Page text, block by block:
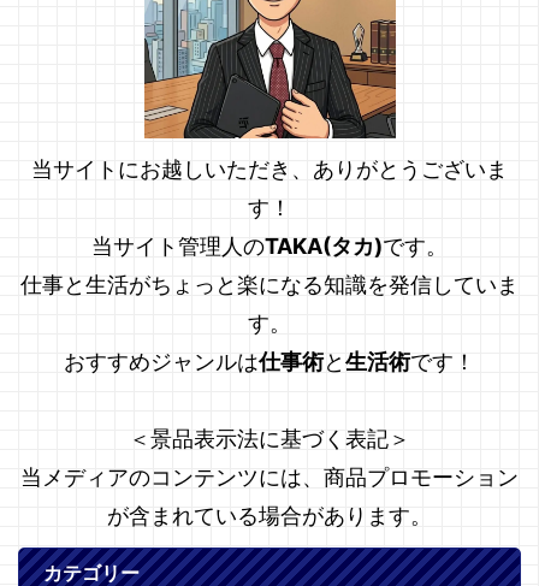
当サイトにお越しいただき、ありがとうございま
す！
当サイト管理人のTAKA(タカ)です。
仕事と生活がちょっと楽になる知識を発信していま
す。
おすすめジャンルは仕事術と生活術です！
＜景品表示法に基づく表記＞
当メディアのコンテンツには、商品プロモーション
が含まれている場合があります。
カテゴリー